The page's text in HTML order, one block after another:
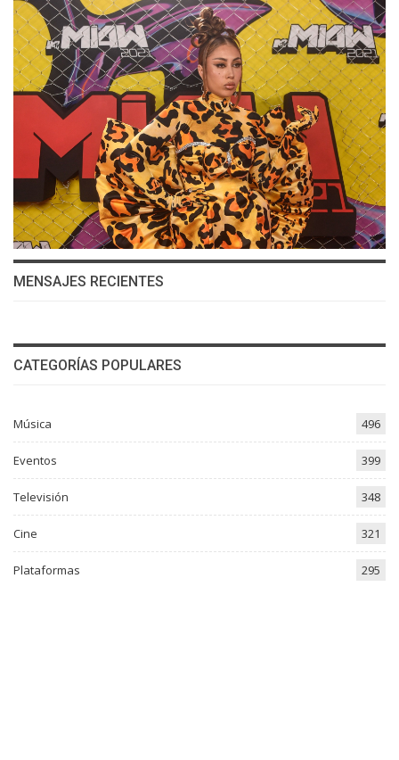
MENSAJES RECIENTES
CATEGORÍAS POPULARES
Música 496
Eventos 399
Televisión 348
Cine 321
Plataformas 295